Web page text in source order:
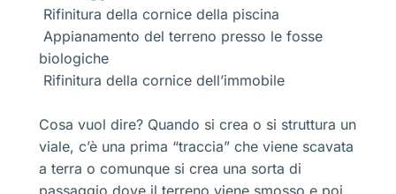
Rifinitura della cornice della piscina
Appianamento del terreno presso le fosse
biologiche
Rifinitura della cornice dell’immobile
Cosa vuol dire? Quando si crea o si struttura un
viale, c’è una prima “traccia” che viene scavata
a terra o comunque si crea una sorta di
passaggio dove il terreno viene smosso e poi,